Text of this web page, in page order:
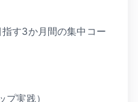
す3か月間の集中コー
実践）